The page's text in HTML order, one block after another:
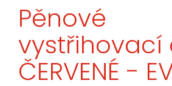
Pěnové
vystřihovací
ČERVENÉ -